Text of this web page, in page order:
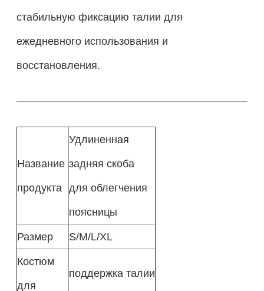
стабильную фиксацию талии для
ежедневного использования и
восстановления.
Название
продукта
Удлиненная
задняя скоба
для облегчения
поясницы
Размер
S/M/L/XL
Костюм
для
поддержка талии